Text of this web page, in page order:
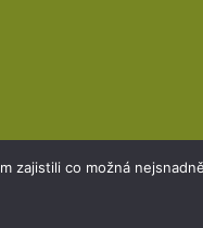
zajistili co možná